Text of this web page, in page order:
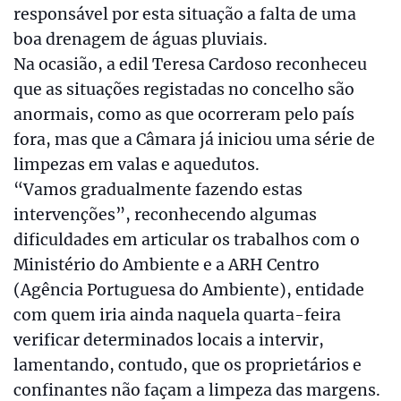
responsável por esta situação a falta de uma
boa drenagem de águas pluviais.
Na ocasião, a edil Teresa Cardoso reconheceu
que as situações registadas no concelho são
anormais, como as que ocorreram pelo país
fora, mas que a Câmara já iniciou uma série de
limpezas em valas e aquedutos.
“Vamos gradualmente fazendo estas
intervenções”, reconhecendo algumas
dificuldades em articular os trabalhos com o
Ministério do Ambiente e a ARH Centro
(Agência Portuguesa do Ambiente), entidade
com quem iria ainda naquela quarta-feira
verificar determinados locais a intervir,
lamentando, contudo, que os proprietários e
confinantes não façam a limpeza das margens.